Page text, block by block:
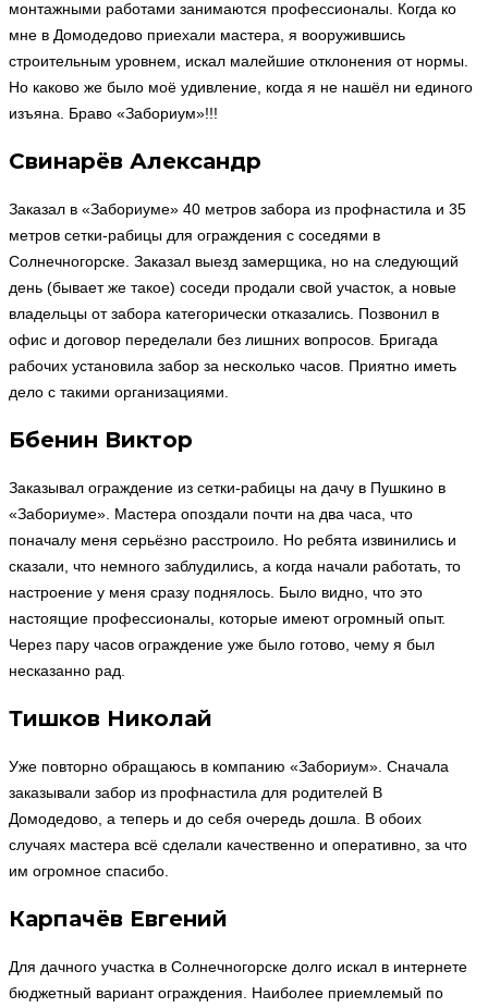
монтажными работами занимаются профессионалы. Когда ко
мне в Домодедово приехали мастера, я вооружившись
строительным уровнем, искал малейшие отклонения от нормы.
Но каково же было моё удивление, когда я не нашёл ни единого
изъяна. Браво «Забориум»!!!
Свинарёв Александр
Заказал в «Забориуме» 40 метров забора из профнастила и 35
метров сетки-рабицы для ограждения с соседями в
Солнечногорске. Заказал выезд замерщика, но на следующий
день (бывает же такое) соседи продали свой участок, а новые
владельцы от забора категорически отказались. Позвонил в
офис и договор переделали без лишних вопросов. Бригада
рабочих установила забор за несколько часов. Приятно иметь
дело с такими организациями.
Ббенин Виктор
Заказывал ограждение из сетки-рабицы на дачу в Пушкино в
«Забориуме». Мастера опоздали почти на два часа, что
поначалу меня серьёзно расстроило. Но ребята извинились и
сказали, что немного заблудились, а когда начали работать, то
настроение у меня сразу поднялось. Было видно, что это
настоящие профессионалы, которые имеют огромный опыт.
Через пару часов ограждение уже было готово, чему я был
несказанно рад.
Тишков Николай
Уже повторно обращаюсь в компанию «Забориум». Сначала
заказывали забор из профнастила для родителей В
Домодедово, а теперь и до себя очередь дошла. В обоих
случаях мастера всё сделали качественно и оперативно, за что
им огромное спасибо.
Карпачёв Евгений
Для дачного участка в Солнечногорске долго искал в интернете
бюджетный вариант ограждения. Наиболее приемлемый по